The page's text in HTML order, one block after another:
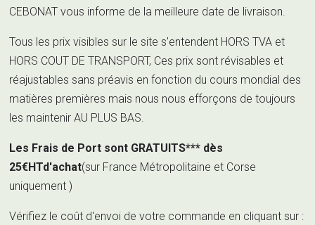
CEBONAT vous informe de la meilleure date de livraison.
Tous les prix visibles sur le site s'entendent HORS TVA et
HORS COUT DE TRANSPORT, Ces prix sont révisables et
réajustables sans préavis en fonction du cours mondial des
matières premières mais nous nous efforçons de toujours
les maintenir AU PLUS BAS.
Les Frais de Port sont GRATUITS*** dès
25€HTd'achat(sur France Métropolitaine et Corse
uniquement )
Vérifiez le coût d'envoi de votre commande en cliquant sur :